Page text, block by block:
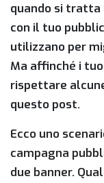
quando si tratta
con il tuo
utilizzano per
Ma affinché i
rispettare
questo post.
Ecco uno
campagna
due banner.